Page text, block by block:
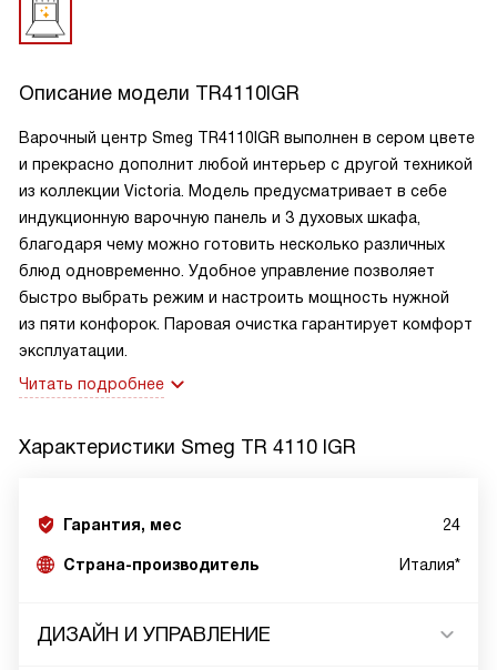
Описание модели TR4110IGR
Варочный центр Smeg TR4110IGR выполнен в сером цвете
и прекрасно дополнит любой интерьер с другой техникой
из коллекции Victoria. Модель предусматривает в себе
индукционную варочную панель и 3 духовых шкафа,
благодаря чему можно готовить несколько различных
блюд одновременно. Удобное управление позволяет
быстро выбрать режим и настроить мощность нужной
из пяти конфорок. Паровая очистка гарантирует комфорт
эксплуатации.
Читать подробнее
Характеристики Smeg TR 4110 IGR
Гарантия, мес 24
Страна-производитель Италия*
ДИЗАЙН И УПРАВЛЕНИЕ